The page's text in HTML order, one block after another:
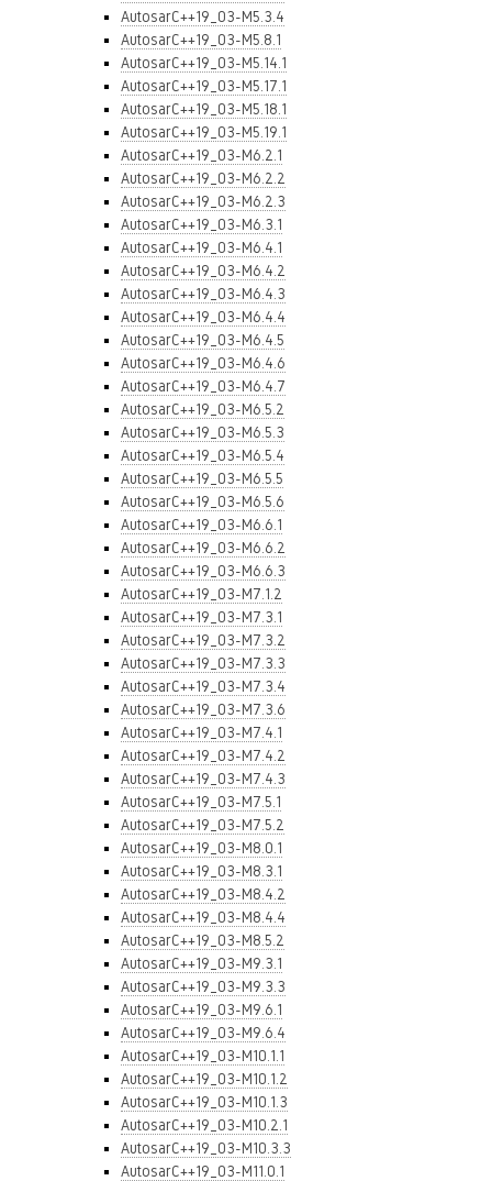
AutosarC++19_03-M5.3.4
AutosarC++19_03-M5.8.1
AutosarC++19_03-M5.14.1
AutosarC++19_03-M5.17.1
AutosarC++19_03-M5.18.1
AutosarC++19_03-M5.19.1
AutosarC++19_03-M6.2.1
AutosarC++19_03-M6.2.2
AutosarC++19_03-M6.2.3
AutosarC++19_03-M6.3.1
AutosarC++19_03-M6.4.1
AutosarC++19_03-M6.4.2
AutosarC++19_03-M6.4.3
AutosarC++19_03-M6.4.4
AutosarC++19_03-M6.4.5
AutosarC++19_03-M6.4.6
AutosarC++19_03-M6.4.7
AutosarC++19_03-M6.5.2
AutosarC++19_03-M6.5.3
AutosarC++19_03-M6.5.4
AutosarC++19_03-M6.5.5
AutosarC++19_03-M6.5.6
AutosarC++19_03-M6.6.1
AutosarC++19_03-M6.6.2
AutosarC++19_03-M6.6.3
AutosarC++19_03-M7.1.2
AutosarC++19_03-M7.3.1
AutosarC++19_03-M7.3.2
AutosarC++19_03-M7.3.3
AutosarC++19_03-M7.3.4
AutosarC++19_03-M7.3.6
AutosarC++19_03-M7.4.1
AutosarC++19_03-M7.4.2
AutosarC++19_03-M7.4.3
AutosarC++19_03-M7.5.1
AutosarC++19_03-M7.5.2
AutosarC++19_03-M8.0.1
AutosarC++19_03-M8.3.1
AutosarC++19_03-M8.4.2
AutosarC++19_03-M8.4.4
AutosarC++19_03-M8.5.2
AutosarC++19_03-M9.3.1
AutosarC++19_03-M9.3.3
AutosarC++19_03-M9.6.1
AutosarC++19_03-M9.6.4
AutosarC++19_03-M10.1.1
AutosarC++19_03-M10.1.2
AutosarC++19_03-M10.1.3
AutosarC++19_03-M10.2.1
AutosarC++19_03-M10.3.3
AutosarC++19_03-M11.0.1